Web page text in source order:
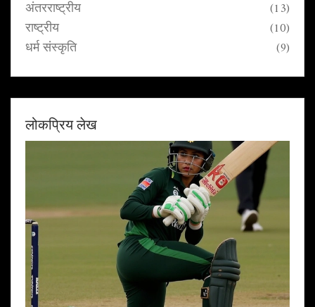
अंतरराष्ट्रीय
(13)
राष्ट्रीय (10)
धर्म संस्कृति (9)
लोकप्रिय लेख